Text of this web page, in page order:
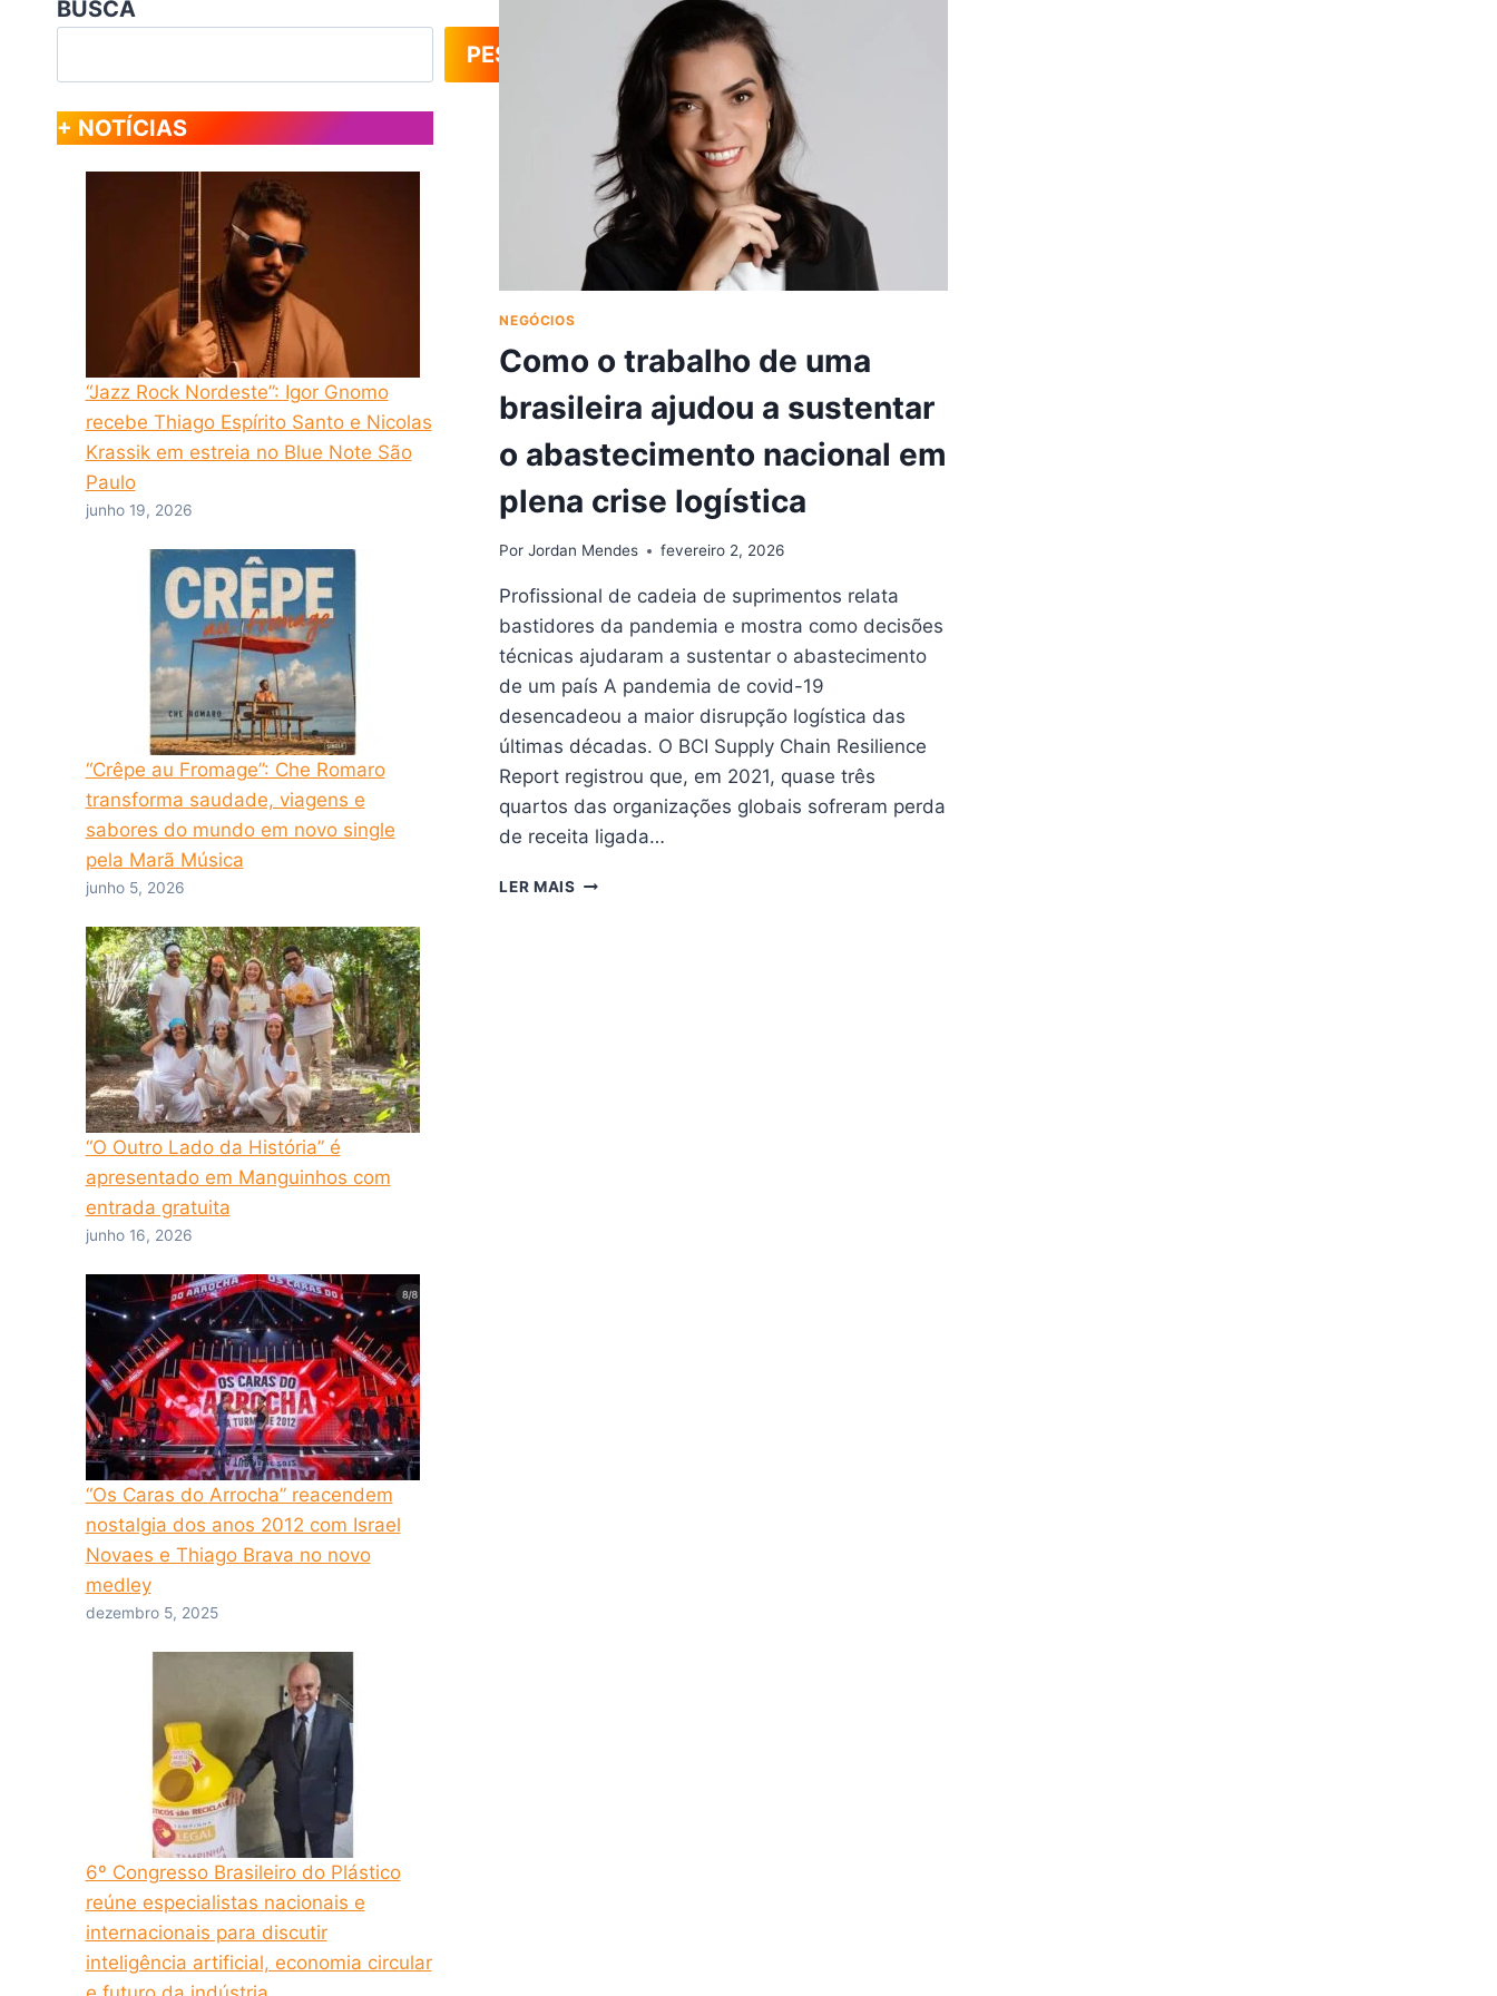
NEGÓCIOS
Como o trabalho de uma
brasileira ajudou a sustentar
o abastecimento nacional em
plena crise logística
Por Jordan Mendes fevereiro 2, 2026
Profissional de cadeia de suprimentos relata
bastidores da pandemia e mostra como decisões
técnicas ajudaram a sustentar o abastecimento
de um país A pandemia de covid-19
desencadeou a maior disrupção logística das
últimas décadas. O BCI Supply Chain Resilience
Report registrou que, em 2021, quase três
quartos das organizações globais sofreram perda
de receita ligada…
LER MAIS COMO
BUSCA
PESQUISAR
+ NOTÍCIAS
“Jazz Rock Nordeste”: Igor Gnomo
recebe Thiago Espírito Santo e Nicolas
Krassik em estreia no Blue Note São
Paulo
junho 19, 2026
“Crêpe au Fromage”: Che Romaro
transforma saudade, viagens e
sabores do mundo em novo single
pela Marã Música
junho 5, 2026
“O Outro Lado da História” é
apresentado em Manguinhos com
entrada gratuita
junho 16, 2026
“Os Caras do Arrocha” reacendem
nostalgia dos anos 2012 com Israel
Novaes e Thiago Brava no novo
medley
dezembro 5, 2025
6º Congresso Brasileiro do Plástico
reúne especialistas nacionais e
internacionais para discutir
inteligência artificial, economia circular